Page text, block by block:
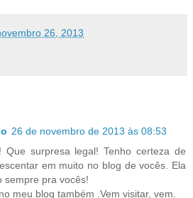
26, 2013
26 de novembro de 2013 às 08:53
Que surpresa legal! Tenho certeza de
em muito no blog de vocês. Ela
sempre pra vocês!
meu blog também .Vem visitar, vem.